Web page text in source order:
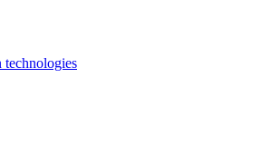
technologies